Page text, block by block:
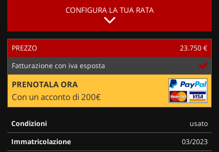
CONFIGURA LA TUA RATA
PREZZO
23.750 €
Fatturazione con iva esposta
PRENOTALA ORA
Con un acconto di 200€
Condizioni
usato
Immatricolazione
03/2023